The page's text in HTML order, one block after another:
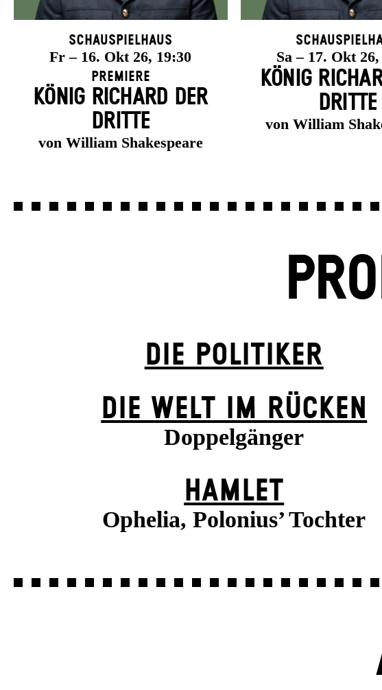
Schauspielhaus
Fr – 16. Okt 26, 19:30
Premiere
KÖNIG RICHARD DER
DRITTE
von William Shakespeare
Sa – 17. Okt
KÖNIG
DRITTE
von William
DIE POLITIKER
DIE WELT IM RÜCKEN
Doppelgänger
HAMLET
Ophelia, Polonius’ Tochter